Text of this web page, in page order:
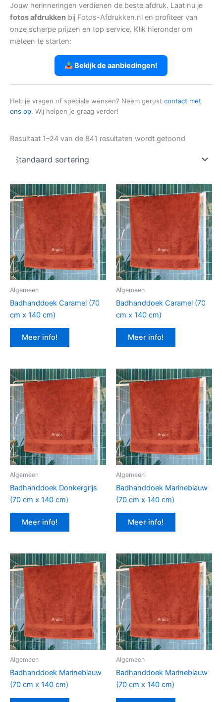
Jouw herinneringen verdienen de beste afdruk. Laat nu je
fotos afdrukken bij Fotos-Afdrukken.nl en profiteer van
onze scherpe prijzen en top service. Klik hieronder om
meteen te starten:
Bekijk de aanbiedingen!
Heb je vragen of speciale wensen? Neem gerust contact met
ons op. Wij helpen je graag verder!
Resultaat 1–24 van de 841 resultaten wordt getoond
Algemeen
Badhanddoek Caramel (70
cm x 140 cm)
Meer info!
Algemeen
Badhanddoek Caramel (70
cm x 140 cm)
Meer info!
Algemeen
Badhanddoek Donkergrijs
(70 cm x 140 cm)
Meer info!
Algemeen
Badhanddoek Marineblauw
(70 cm x 140 cm)
Meer info!
Algemeen
Badhanddoek Marineblauw
(70 cm x 140 cm)
Algemeen
Badhanddoek Marineblauw
(70 cm x 140 cm)